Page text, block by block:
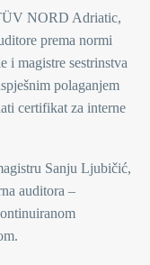
NORD Adriatic,
prema normi
i magistre sestrinstva
polaganjem
certifikat za interne
Sanju Ljubičić,
auditora –